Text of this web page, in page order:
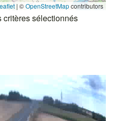
| ©OpenStreetMapcontributors
critères sélectionnés